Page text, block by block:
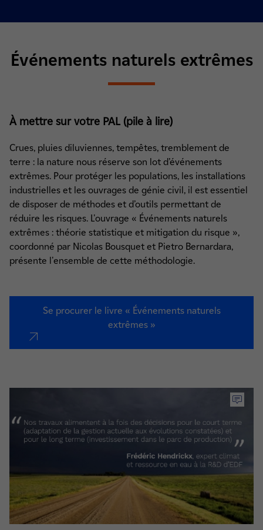
Événements naturels extrêmes
À mettre sur votre PAL (pile à lire)
Crues, pluies diluviennes, tempêtes, tremblement de
terre : la nature nous réserve son lot d’événements
extrêmes. Pour protéger les populations, les installations
industrielles et les ouvrages de génie civil, il est essentiel
de disposer de méthodes et d’outils permettant de
réduire les risques. L'ouvrage « Événements naturels
extrêmes : théorie statistique et mitigation du risque »,
coordonné par Nicolas Bousquet et Pietro Bernardara,
présente l'ensemble de cette méthodologie.
Se procurer le livre « Événements naturels
extrêmes »
nouvel onglet